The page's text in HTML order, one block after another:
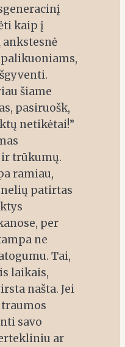
kaip į
ankstesnė
šiame
pasiruošk,
netikėtai!”
trūkumų.
ramiau,
patirtas
per
ne
Tai,
laikais,
našta. Jei
savo
ar